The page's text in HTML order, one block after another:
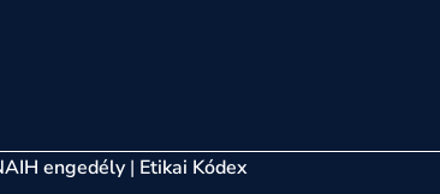
engedély | Etikai Kódex